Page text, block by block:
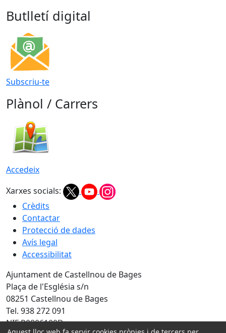
Butlletí digital
Subscriu-te
Plànol / Carrers
Accedeix
Xarxes socials:
Crèdits
Contactar
Protecció de dades
Avís legal
Accessibilitat
Ajuntament de Castellnou de Bages
Plaça de l'Església s/n
08251 Castellnou de Bages
Tel. 938 272 091
NIF P0806100D